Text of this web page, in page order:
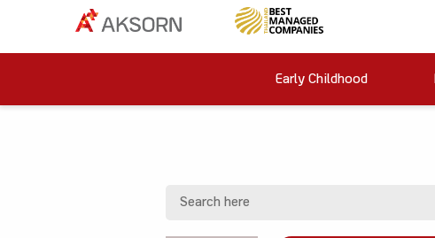
Early Childhood